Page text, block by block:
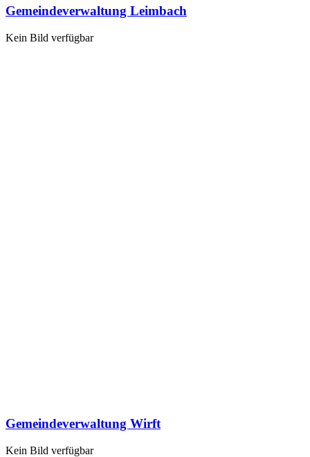
Gemeindeverwaltung Leimbach
Kein Bild verfügbar
Gemeindeverwaltung Wirft
Kein Bild verfügbar